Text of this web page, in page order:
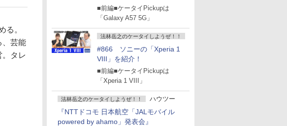
■前編■ケータイPickupは
「Galaxy A57 5G」
法林岳之のケータイしようぜ！！
#866 ソニーの「Xperia 1
VIII」を紹介！
■前編■ケータイPickupは
「Xperia 1 VIII」
法林岳之のケータイしようぜ！！ ハウツー
『NTTドコモ 日本航空「JALモバイル
powered by ahamo」発表会』
る。
、芸能
。タレ